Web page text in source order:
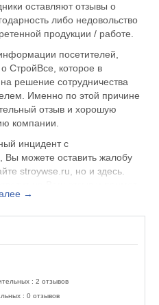
оставляют отзывы о
либо недовольство
продукции / работе.
посетителей,
СтройВсе, которое в
решение сотрудничества
Именно по этой причине
отзыв и хорошую
компании.
инцидент с
можете оставить жалобу
stroywse.ru, но и здесь.
услуг.
Мытищи Осташковское шоссе
от посещения
посетителями.
→
: 2 отзывов
: 0 отзывов